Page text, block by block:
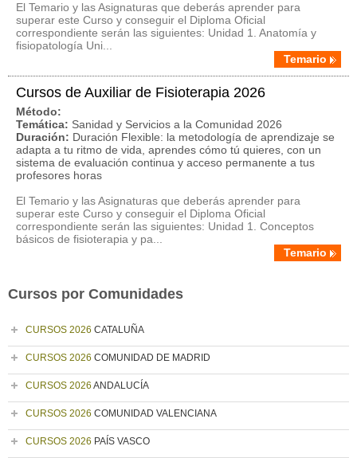
El Temario y las Asignaturas que deberás aprender para
superar este Curso y conseguir el Diploma Oficial
correspondiente serán las siguientes: Unidad 1. Anatomía y
fisiopatología Uni...
Temario
Cursos de Auxiliar de Fisioterapia 2026
Método:
Temática: Sanidad y Servicios a la Comunidad 2026
Duración: Duración Flexible: la metodología de aprendizaje se
adapta a tu ritmo de vida, aprendes cómo tú quieres, con un
sistema de evaluación continua y acceso permanente a tus
profesores horas
El Temario y las Asignaturas que deberás aprender para
superar este Curso y conseguir el Diploma Oficial
correspondiente serán las siguientes: Unidad 1. Conceptos
básicos de fisioterapia y pa...
Temario
Cursos por Comunidades
CURSOS 2026 CATALUÑA
CURSOS 2026 COMUNIDAD DE MADRID
CURSOS 2026 ANDALUCÍA
CURSOS 2026 COMUNIDAD VALENCIANA
CURSOS 2026 PAÍS VASCO